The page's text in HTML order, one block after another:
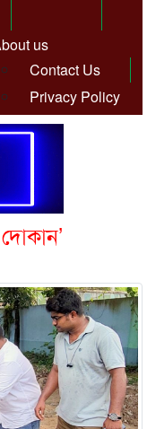
us
Contact Us
Privacy Policy